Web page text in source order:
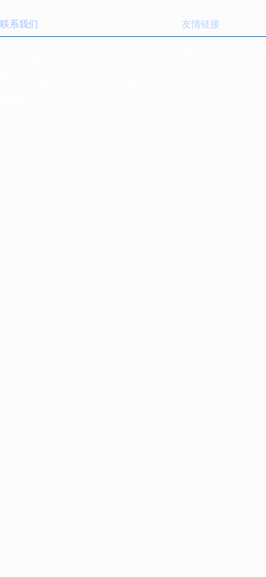
联系我们 友情链接